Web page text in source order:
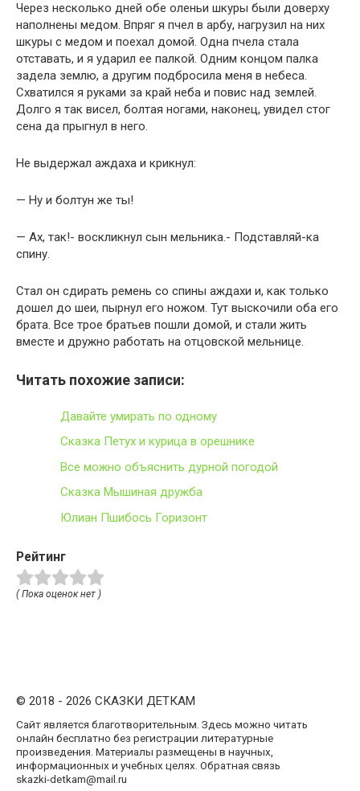
Через несколько дней обе оленьи шкуры были доверху
наполнены медом. Впряг я пчел в арбу, нагрузил на них
шкуры с медом и поехал домой. Одна пчела стала
отставать, и я ударил ее палкой. Одним концом палка
задела землю, а другим подбросила меня в небеса.
Схватился я руками за край неба и повис над землей.
Долго я так висел, болтая ногами, наконец, увидел стог
сена да прыгнул в него.
Не выдержал аждаха и крикнул:
— Ну и болтун же ты!
— Ах, так!- воскликнул сын мельника.- Подставляй-ка
спину.
Стал он сдирать ремень со спины аждахи и, как только
дошел до шеи, пырнул его ножом. Тут выскочили оба его
брата. Все трое братьев пошли домой, и стали жить
вместе и дружно работать на отцовской мельнице.
Читать похожие записи:
Давайте умирать по одному
Сказка Петух и курица в орешнике
Все можно объяснить дурной погодой
Сказка Мышиная дружба
Юлиан Пшибось Горизонт
Рейтинг
( Пока оценок нет )
© 2018 - 2026 СКАЗКИ ДЕТКАМ
Сайт является благотворительным. Здесь можно читать
онлайн бесплатно без регистрации литературные
произведения. Материалы размещены в научных,
информационных и учебных целях. Обратная связь
skazki-detkam@mail.ru